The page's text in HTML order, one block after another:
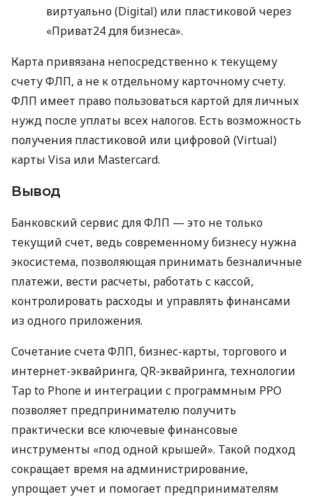
виртуально (Digital) или пластиковой через
«Приват24 для бизнеса».
Карта привязана непосредственно к текущему
счету ФЛП, а не к отдельному карточному счету.
ФЛП имеет право пользоваться картой для личных
нужд после уплаты всех налогов. Есть возможность
получения пластиковой или цифровой (Virtual)
карты Visa или Mastercard.
Вывод
Банковский сервис для ФЛП — это не только
текущий счет, ведь современному бизнесу нужна
экосистема, позволяющая принимать безналичные
платежи, вести расчеты, работать с кассой,
контролировать расходы и управлять финансами
из одного приложения.
Сочетание счета ФЛП, бизнес-карты, торгового и
интернет-эквайринга, QR-эквайринга, технологии
Tap to Phone и интеграции с программным РРО
позволяет предпринимателю получить
практически все ключевые финансовые
инструменты «под одной крышей». Такой подход
сокращает время на администрирование,
упрощает учет и помогает предпринимателям